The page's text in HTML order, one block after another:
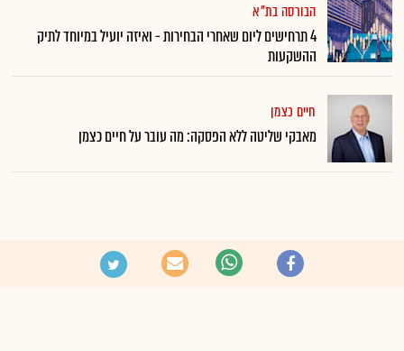
הבורסה בת"א
4 תרחישים ליום שאחרי הבחירות - ואיזה יועיל במיוחד לתיק
ההשקעות
חיים כצמן
מאבקי שליטה ללא הפסקה: מה עובר על חיים כצמן